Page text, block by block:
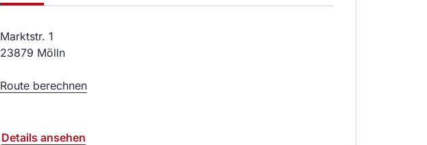
Marktstr. 1
23879 Mölln
Route berechnen
Details ansehen